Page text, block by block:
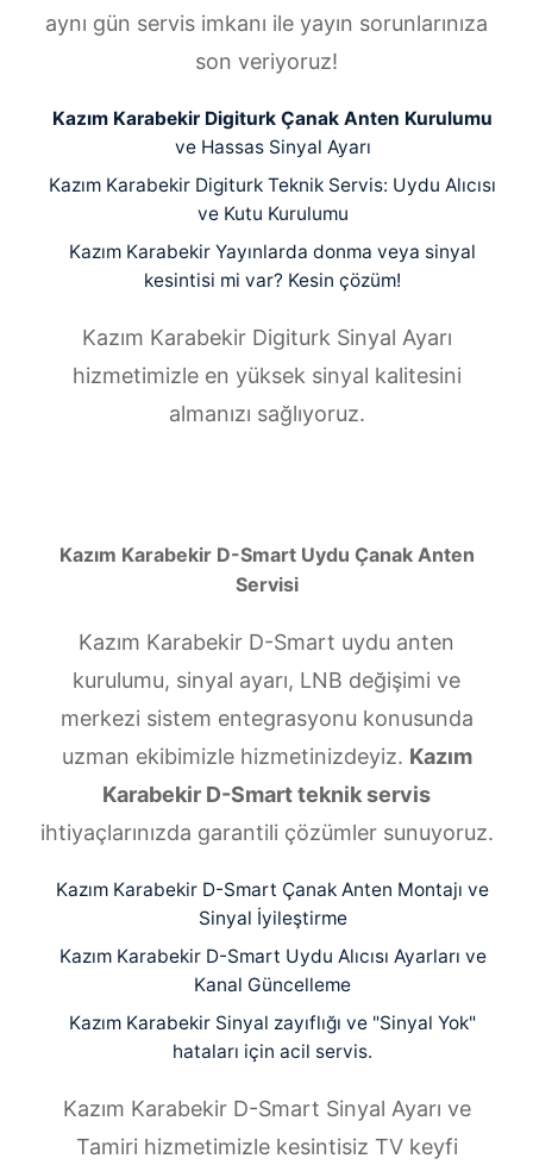
aynı gün servis imkanı ile yayın sorunlarınıza
son veriyoruz!
Kazım Karabekir Digiturk Çanak Anten Kurulumu
ve Hassas Sinyal Ayarı
Kazım Karabekir Digiturk Teknik Servis: Uydu Alıcısı
ve Kutu Kurulumu
Kazım Karabekir Yayınlarda donma veya sinyal
kesintisi mi var? Kesin çözüm!
Kazım Karabekir Digiturk Sinyal Ayarı
hizmetimizle en yüksek sinyal kalitesini
almanızı sağlıyoruz.
Kazım Karabekir D-Smart Uydu Çanak Anten
Servisi
Kazım Karabekir D-Smart uydu anten
kurulumu, sinyal ayarı, LNB değişimi ve
merkezi sistem entegrasyonu konusunda
uzman ekibimizle hizmetinizdeyiz. Kazım
Karabekir D-Smart teknik servis
ihtiyaçlarınızda garantili çözümler sunuyoruz.
Kazım Karabekir D-Smart Çanak Anten Montajı ve
Sinyal İyileştirme
Kazım Karabekir D-Smart Uydu Alıcısı Ayarları ve
Kanal Güncelleme
Kazım Karabekir Sinyal zayıflığı ve "Sinyal Yok"
hataları için acil servis.
Kazım Karabekir D-Smart Sinyal Ayarı ve
Tamiri hizmetimizle kesintisiz TV keyfi